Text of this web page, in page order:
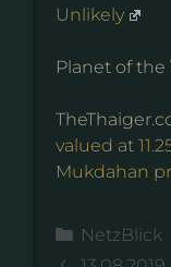
Unlikely
Planet of the
valued at
Mukdahan
Kategorien
NetzBlick